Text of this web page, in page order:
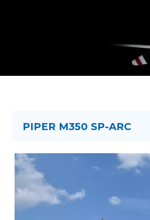
PIPER M350 SP-ARC